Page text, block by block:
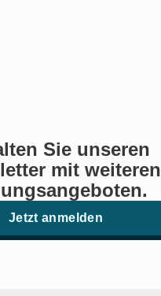
Sie unseren
mit weiteren
Jetzt anmelden